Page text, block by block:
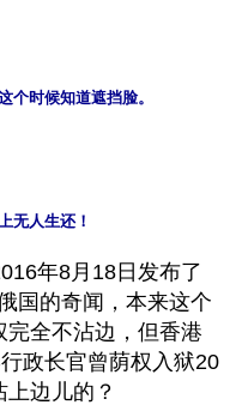
个时候知道遮挡脸。
无人生还！
年8月18日发布了
国的奇闻，本来这个
全不沾边，但香港
政长官曾荫权入狱20
边儿的？